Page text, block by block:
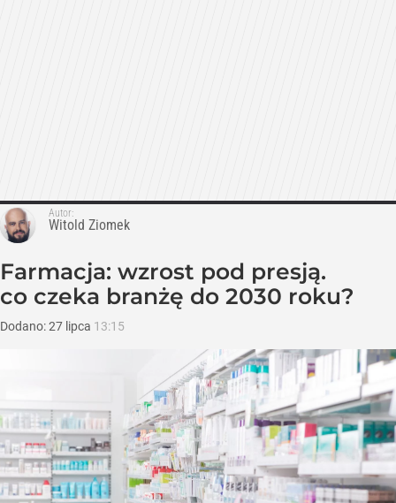
Autor:
Witold Ziomek
Farmacja: wzrost pod presją.
co czeka branżę do 2030 roku?
Dodano:27 lipca 13:15